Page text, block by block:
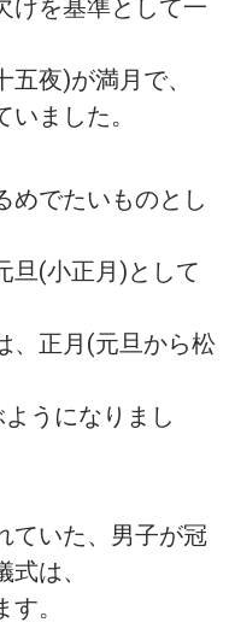
けを基準として一
夜)が満月で、
ました。
めでたいものとし
旦(小正月)として
、正月(元旦から松
うになりまし
ていた、男子が冠
は、
。